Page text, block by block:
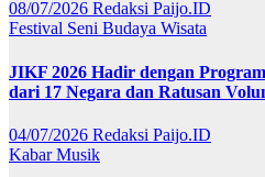
08/07/2026 Redaksi Paijo.ID
Festival Seni Budaya Wisata
JIKF 2026 Hadir dengan
dari 17 Negara dan Ratusan
04/07/2026 Redaksi Paijo.ID
KabarMusik